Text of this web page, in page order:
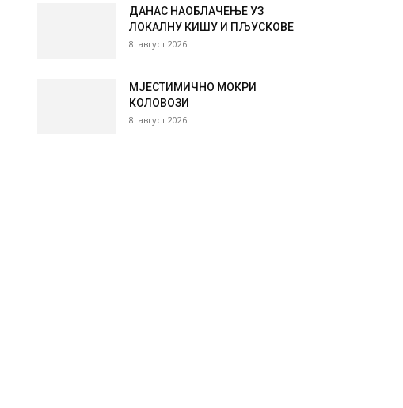
ДАНАС НАОБЛАЧЕЊЕ УЗ
ЛОКАЛНУ КИШУ И ПЉУСКОВЕ
8. август 2026.
МЈЕСТИМИЧНО МОКРИ
КОЛОВОЗИ
8. август 2026.